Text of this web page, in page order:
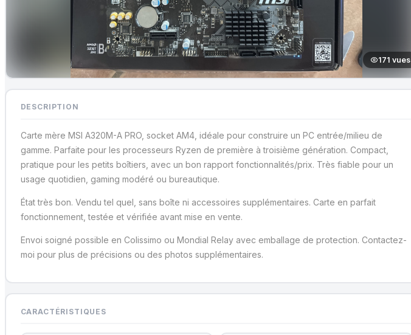
171 vues
DESCRIPTION
Carte mère MSI A320M-A PRO, socket AM4, idéale pour construire un PC entrée/milieu de
gamme. Parfaite pour les processeurs Ryzen de première à troisième génération. Compact,
pratique pour les petits boîtiers, avec un bon rapport fonctionnalités/prix. Très fiable pour un
usage quotidien, gaming modéré ou bureautique.
État très bon. Vendu tel quel, sans boîte ni accessoires supplémentaires. Carte en parfait
fonctionnement, testée et vérifiée avant mise en vente.
Envoi soigné possible en Colissimo ou Mondial Relay avec emballage de protection. Contactez-
moi pour plus de précisions ou des photos supplémentaires.
CARACTÉRISTIQUES